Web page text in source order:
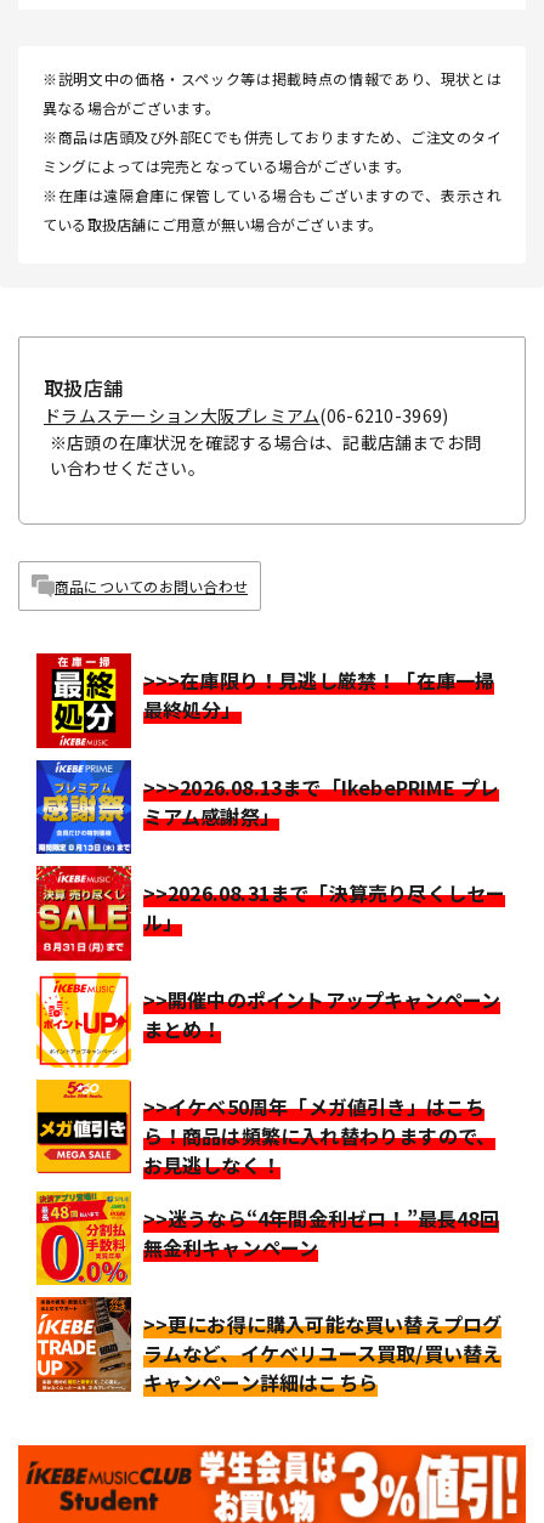
※説明文中の価格・スペック等は掲載時点の情報であり、現状とは
異なる場合がございます。
※商品は店頭及び外部ECでも併売しておりますため、ご注文のタイ
ミングによっては完売となっている場合がございます。
※在庫は遠隔倉庫に保管している場合もございますので、表示され
ている取扱店舗にご用意が無い場合がございます。
取扱店舗
ドラムステーション大阪プレミアム(06-6210-3969)
※店頭の在庫状況を確認する場合は、記載店舗までお問
い合わせください。
商品についてのお問い合わせ
>>>在庫限り！見逃し厳禁！「在庫一掃
最終処分」
>>>2026.08.13まで「IkebePRIME プレ
ミアム感謝祭」
>>2026.08.31まで「決算売り尽くしセー
ル」
>>開催中のポイントアップキャンペーン
まとめ！
>>イケベ50周年「メガ値引き」はこち
ら！商品は頻繁に入れ替わりますので、
お見逃しなく！
>>迷うなら“4年間金利ゼロ！”最長48回
無金利キャンペーン
>>更にお得に購入可能な買い替えプログ
ラムなど、イケベリユース買取/買い替え
キャンペーン詳細はこちら